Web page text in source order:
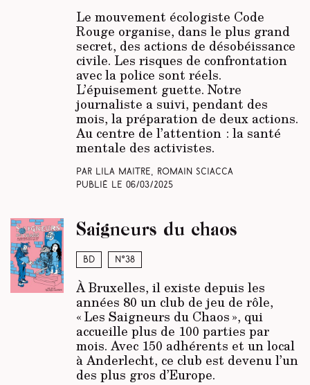
Le mouvement écologiste Code
Rouge organise, dans le plus grand
secret, des actions de désobéissance
civile. Les risques de confrontation
avec la police sont réels.
L’épuisement guette. Notre
journaliste a suivi, pendant des
mois, la préparation de deux actions.
Au centre de l’attention : la santé
mentale des activistes.
Par Lila Maitre, Romain Sciacca
Publié le 06/03/2025
BD N°38
Saigneurs du chaos
À Bruxelles, il existe depuis les
années 80 un club de jeu de rôle,
« Les Saigneurs du Chaos », qui
accueille plus de 100 parties par
mois. Avec 150 adhérents et un local
à Anderlecht, ce club est devenu l’un
des plus gros d’Europe.